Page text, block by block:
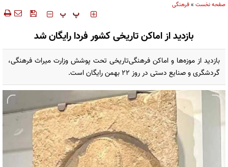
صفحه نخست »فرهنگی
‍‍‍ پ پ
بازدید از اماکن تاریخی کشور فردا رایگان شد
بازدید از موزه‌ها و اماکن فرهنگی‌تاریخی تحت پوشش وزارت میراث فرهنگی،
گردشگری و صنایع دستی در روز ۲۲ بهمن رایگان است.